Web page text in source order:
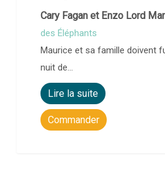
Cary Fagan et Enzo Lord
des Éléphants
Maurice et sa famille doivent
nuit de…
Lire la suite
Commander